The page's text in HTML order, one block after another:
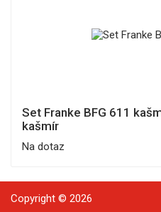
Set Franke BFG 611
kašmír
Na dotaz
Copyright © 2026